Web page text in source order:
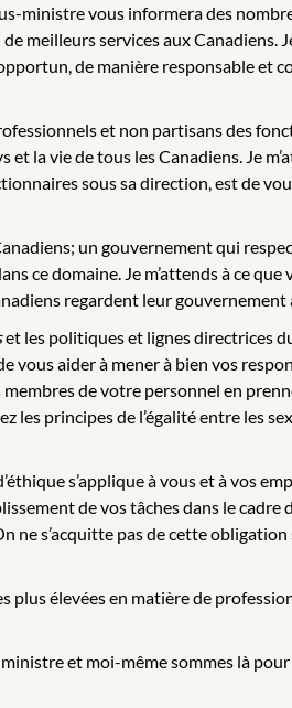
ministre vous informera des
services aux Canadiens.
de manière responsable et
et non partisans des
la vie de tous les Canadiens. Je
sous sa direction, est de
un gouvernement qui
ce domaine. Je m’attends à ce
regardent leur gouvernement
et les politiques et lignes directrices
vous aider à mener à bien vos
de votre personnel en
principes de l’égalité entre les
s’applique à vous et à vos
de vos tâches dans le
ne s’acquitte pas de cette
plus élevées en matière de
et moi-même sommes là